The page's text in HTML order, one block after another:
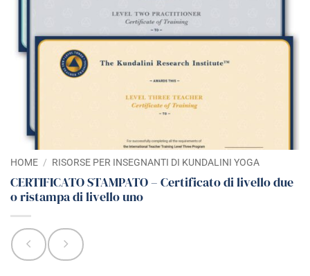
HOME / RISORSE PER INSEGNANTI DI KUNDALINI YOGA
CERTIFICATO STAMPATO – Certificato di livello due
o ristampa di livello uno